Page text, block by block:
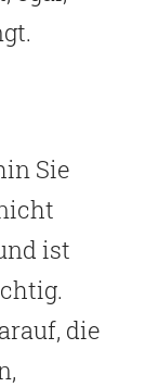
Sie
ist
die